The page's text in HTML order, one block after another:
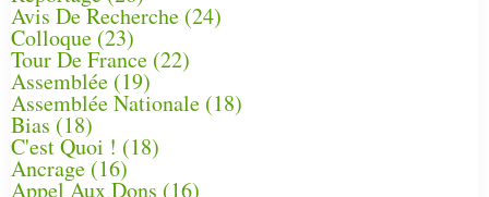
Avis De Recherche (24)
Colloque (23)
Tour De France (22)
Assemblée (19)
Assemblée Nationale (18)
Bias (18)
C'est Quoi ! (18)
Ancrage (16)
Appel Aux Dons (16)